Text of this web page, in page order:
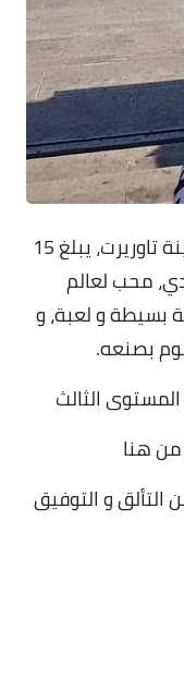
من المغرب مدينة تاوريرت، يبلغ 15
محب لعالم
بسيطة و لعبة، و
بصنعه.
الثالث
هنا
و التوفيق